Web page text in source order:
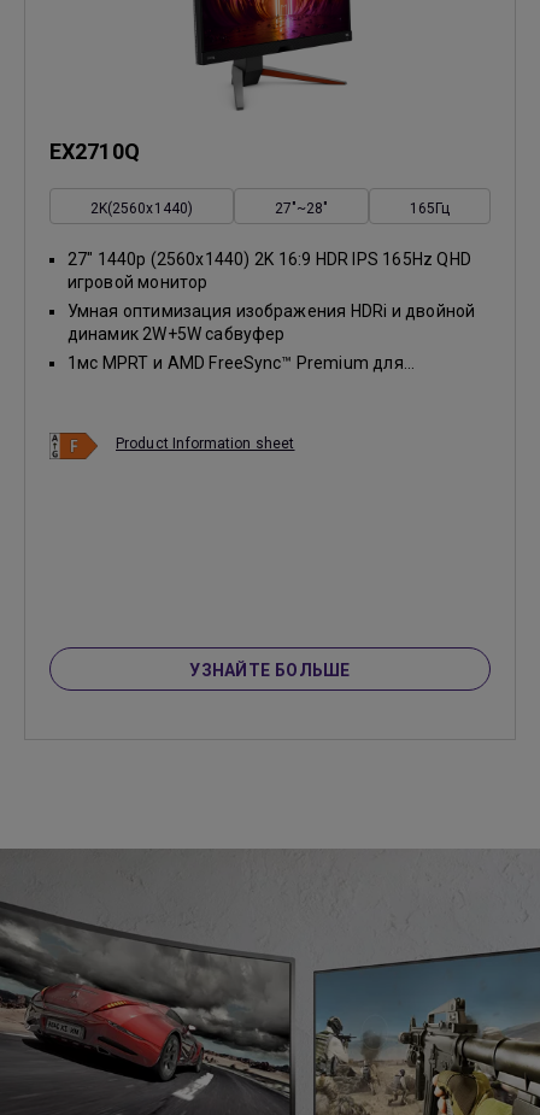
EX2710Q
2K(2560x1440) 27"~28" 165Гц
27" 1440p (2560x1440) 2K 16:9 HDR IPS 165Hz QHD
игровой монитор
Умная оптимизация изображения HDRi и двойной
динамик 2W+5W сабвуфер
1мс MPRT и AMD FreeSync™ Premium для...
Product Information sheet
УЗНАЙТЕ БОЛЬШЕ